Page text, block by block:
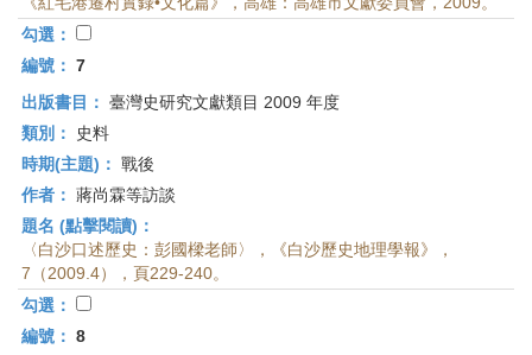
勾選：
編號： 7
出版書目： 臺灣史研究文獻類目 2009 年度
類別：
史料
時期(主題)： 戰後
作者： 蔣尚霖等訪談
題名 (點擊閱讀)：
〈白沙口述歷史：彭國樑老師〉，《白沙歷史地理學報》，
7（2009.4），頁229-240。
勾選：
編號： 8